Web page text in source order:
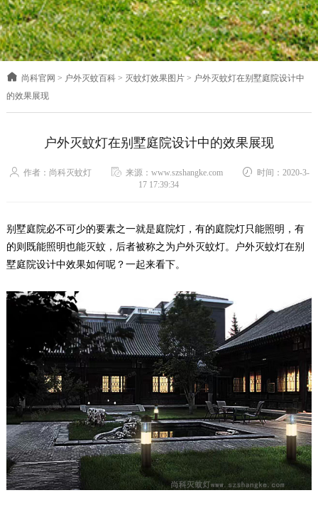
尚科官网 > 户外灭蚊百科 > 灭蚊灯效果图片 > 户外灭蚊灯在别墅庭院设计中
的效果展现
户外灭蚊灯在别墅庭院设计中的效果展现
作者：尚科灭蚊灯 来源：www.szshangke.com
时间：2020-3-
17 17:39:34
别墅庭院必不可少的要素之一就是庭院灯，有的庭院灯只能照明，有
的则既能照明也能灭蚊，后者被称之为户外灭蚊灯。户外灭蚊灯在别
墅庭院设计中效果如何呢？一起来看下。